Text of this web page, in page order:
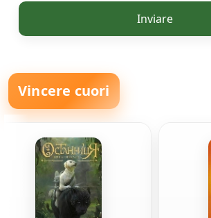
Inviare
Vincere cuori